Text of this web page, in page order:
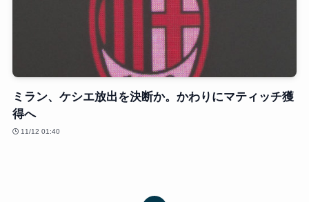
ミラン、ケシエ放出を決断か。かわりにマティッチ獲
得へ
11/12 01:40